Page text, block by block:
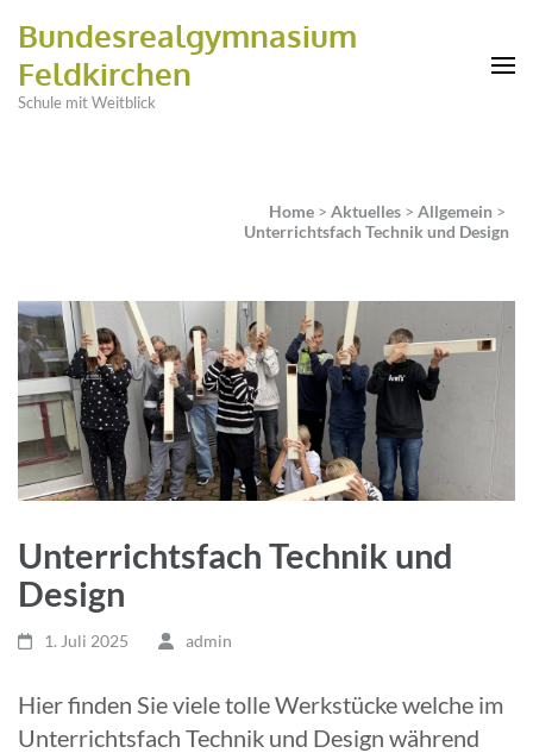
Bundesrealgymnasium
Feldkirchen
Schule mit Weitblick
Home > Aktuelles > Allgemein >
Unterrichtsfach Technik und Design
Unterrichtsfach Technik und
Design
1. Juli 2025 admin
Hier finden Sie viele tolle Werkstücke welche im
Unterrichtsfach Technik und Design während